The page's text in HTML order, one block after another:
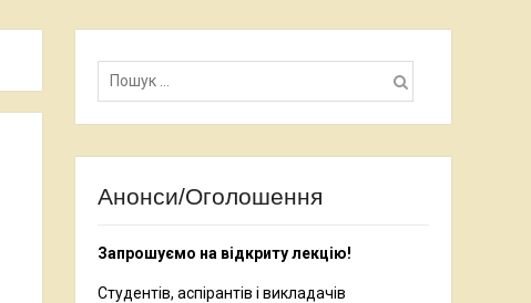
Пошук:
Анонси/Оголошення
Запрошуємо на відкриту лекцію!
Студентів, аспірантів і викладачів